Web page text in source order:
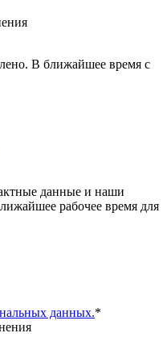
В ближайшее время с
данные и наши
рабочее время для
данных.*